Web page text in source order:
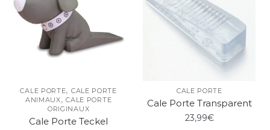
CALE PORTE, CALE PORTE
ANIMAUX,CALE PORTE
ORIGINAUX
Cale Porte Teckel
CALE PORTE
Cale Porte Transparent
23,99€